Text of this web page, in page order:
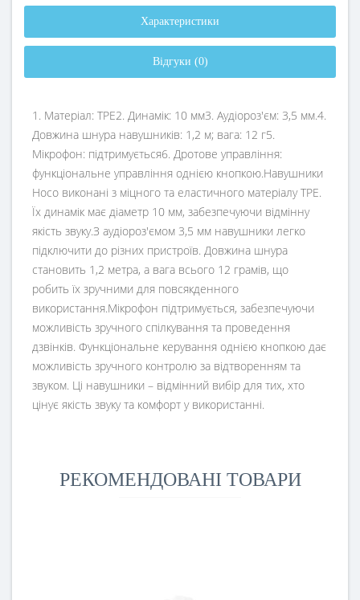
Характеристики
Відгуки (0)
1. Матеріал: TPE2. Динамік: 10 мм3. Аудіороз'єм: 3,5 мм.4.
Довжина шнура навушників: 1,2 м; вага: 12 г5.
Мікрофон: підтримується6. Дротове управління:
функціональне управління однією кнопкою.Навушники
Hoco виконані з міцного та еластичного матеріалу TPE.
Їх динамік має діаметр 10 мм, забезпечуючи відмінну
якість звуку.З аудіороз'ємом 3,5 мм навушники легко
підключити до різних пристроїв. Довжина шнура
становить 1,2 метра, а вага всього 12 грамів, що
робить їх зручними для повсякденного
використання.Мікрофон підтримується, забезпечуючи
можливість зручного спілкування та проведення
дзвінків. Функціональне керування однією кнопкою дає
можливість зручного контролю за відтворенням та
звуком. Ці навушники – відмінний вибір для тих, хто
цінує якість звуку та комфорт у використанні.
РЕКОМЕНДОВАНІ ТОВАРИ